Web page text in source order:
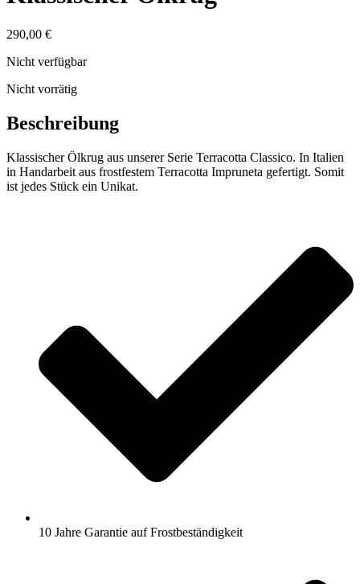
290,00 €
Nicht verfügbar
Nicht vorrätig
Beschreibung
Klassischer Ölkrug aus unserer Serie Terracotta Classico. In Italien
in Handarbeit aus frostfestem Terracotta Impruneta gefertigt. Somit
ist jedes Stück ein Unikat.
10 Jahre Garantie auf Frostbeständigkeit